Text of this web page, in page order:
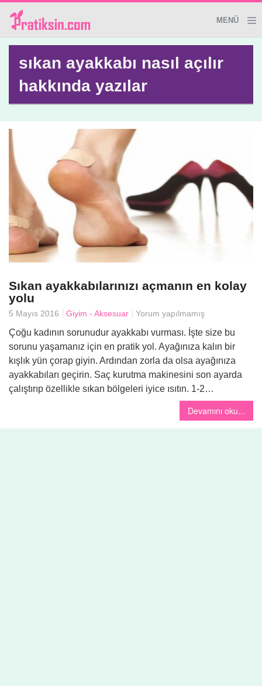
MENÜ
Giyim&Aksesuar
Dekoratif Ürünler
Temizlik İpuçları
Sağlık
El Yapımı Ürünler
Evde Güzellik
Yemek
sıkan ayakkabı nasıl açılır
hakkında yazılar
Sıkan ayakkabılarınızı açmanın en kolay
yolu
5 Mayıs 2016 Giyim - Aksesuar Yorum yapılmamış
Çoğu kadının sorunudur ayakkabı vurması. İşte size bu
sorunu yaşamanız için en pratik yol. Ayağınıza kalın bir
kışlık yün çorap giyin. Ardından zorla da olsa ayağınıza
ayakkabıları geçirin. Saç kurutma makinesini son ayarda
çalıştırıp özellikle sıkan bölgeleri iyice ısıtın. 1-2…
Devamını oku...